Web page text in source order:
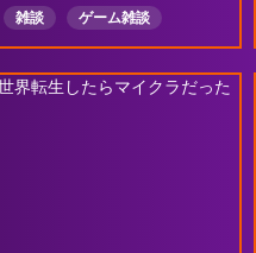
雑談
ゲーム雑談
禁止
art